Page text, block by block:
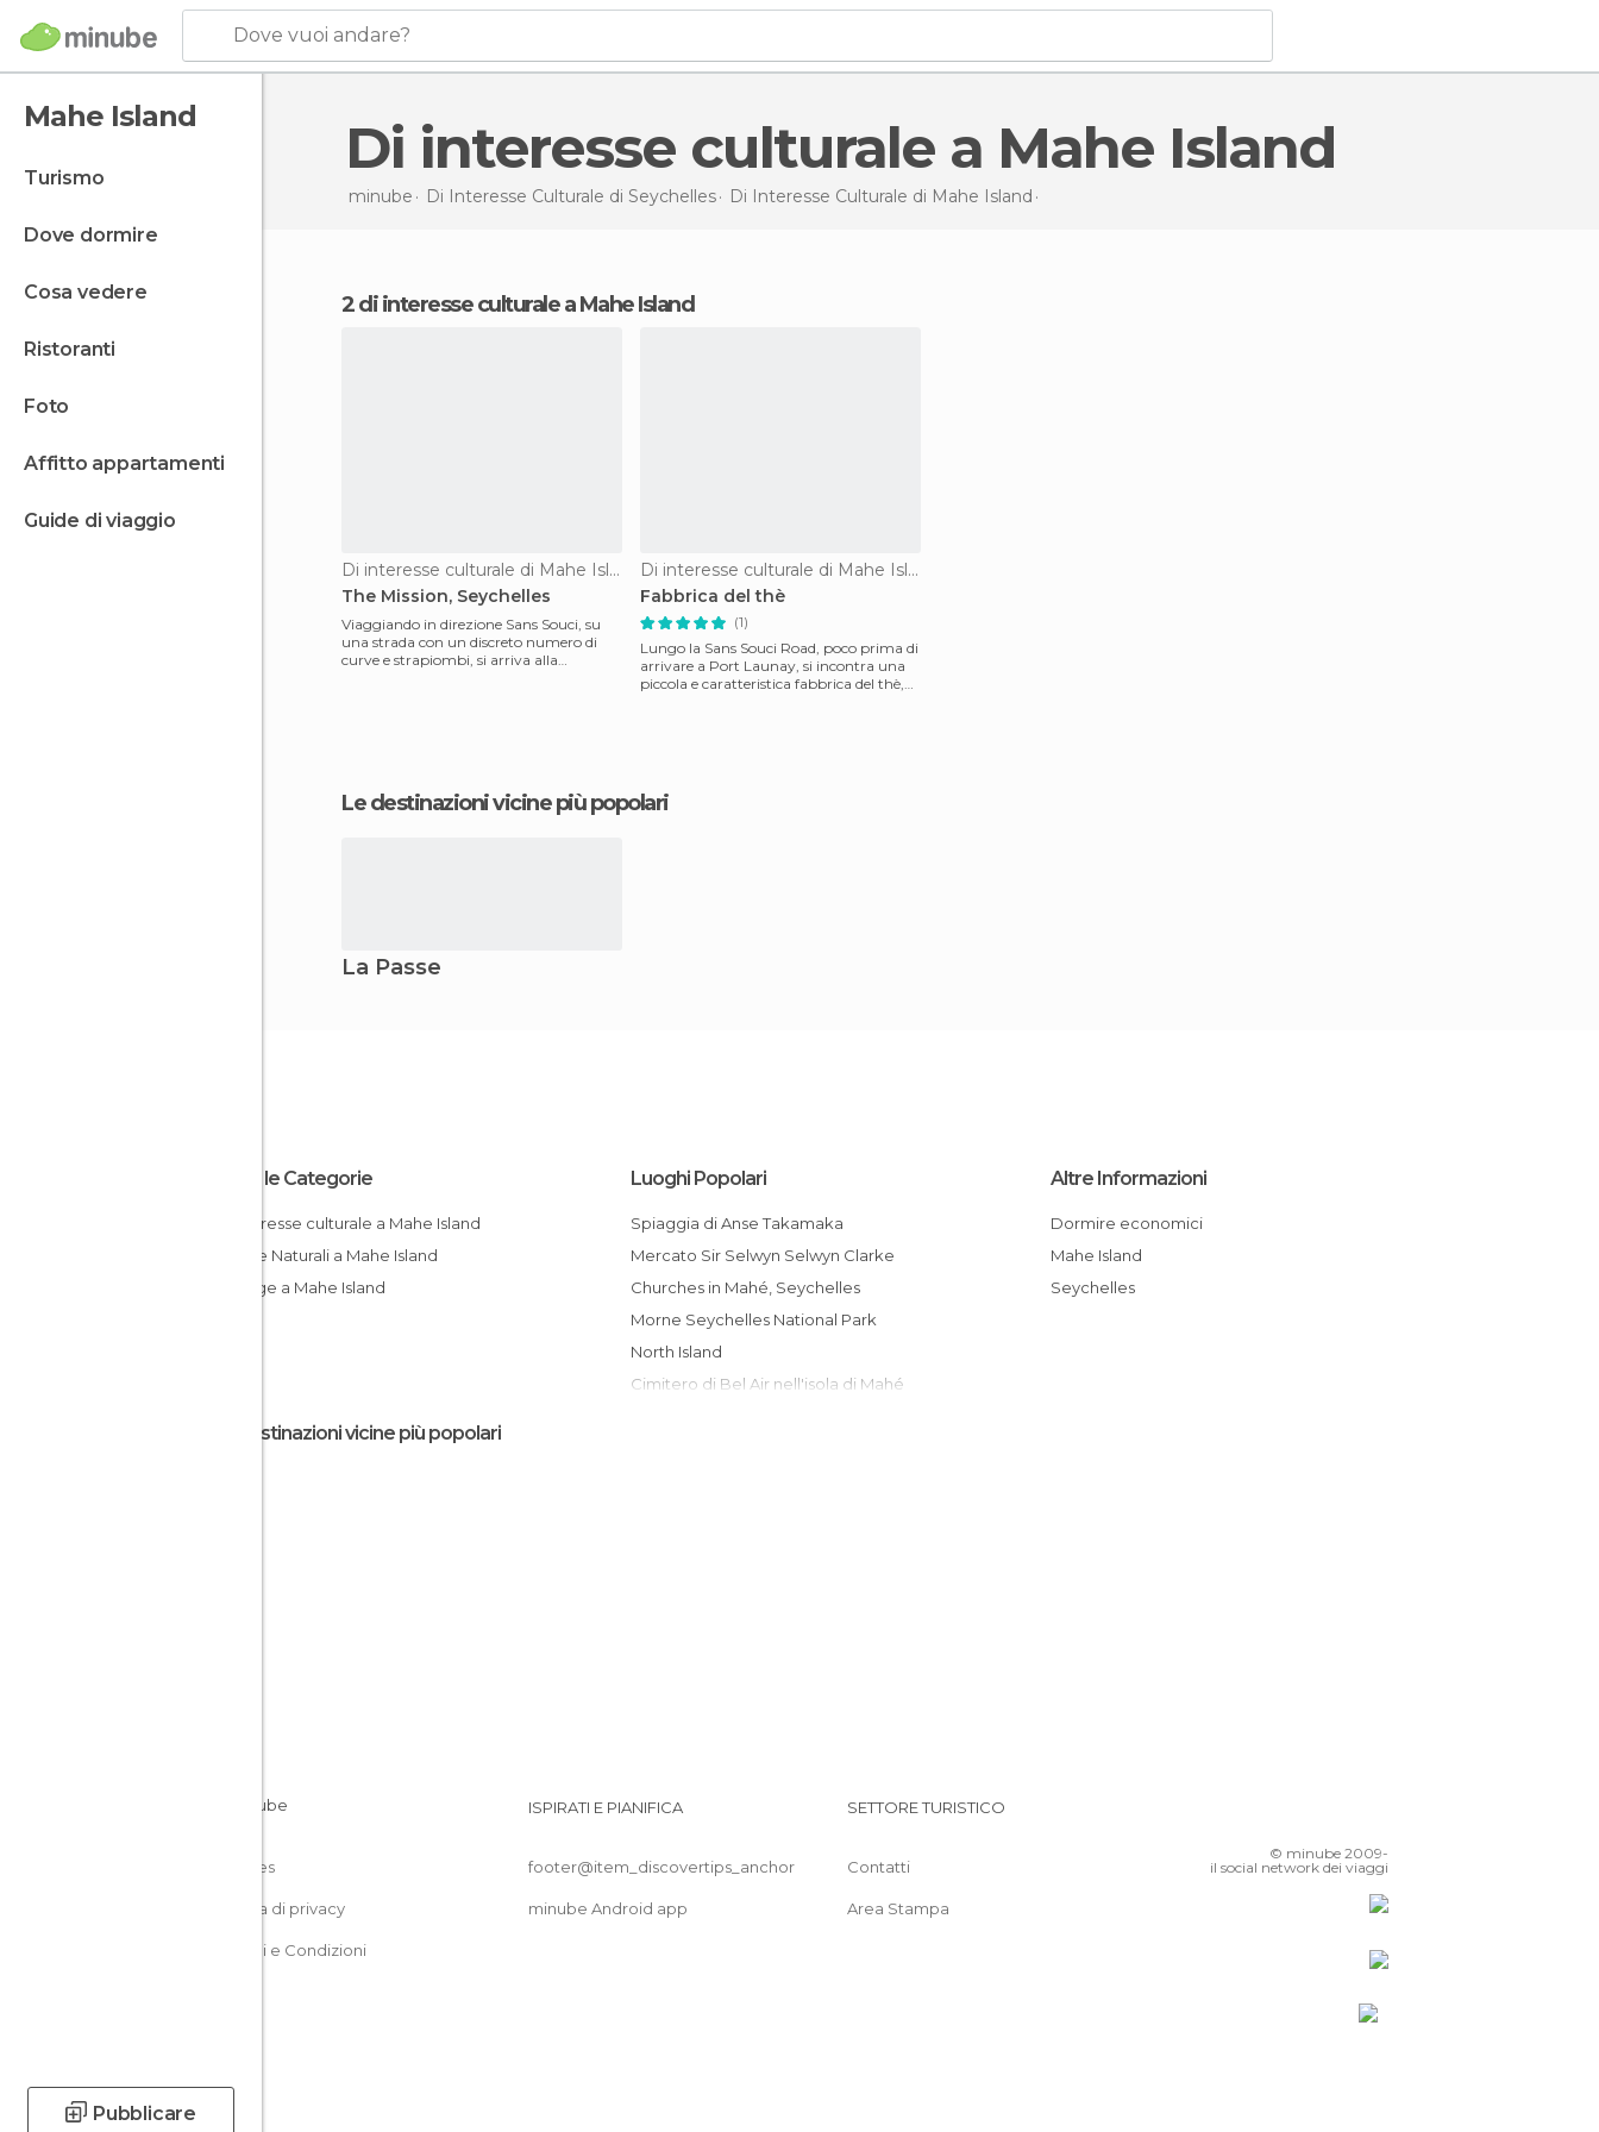
Dove vuoi andare?
Mahe Island
turismo
dove dormire
cosa vedere
ristoranti
foto
affitto appartamenti
guide di viaggio
Pubblicare
Di interesse culturale a Mahe Island
minube Di Interesse Culturale di Seychelles Di Interesse Culturale di Mahe Island
2 di interesse culturale a Mahe Island
Di interesse culturale di Mahe Island
The Mission, Seychelles
Viaggiando in direzione Sans Souci, su
una strada con un discreto numero di
curve e strapiombi, si arriva alla
Di interesse culturale di Mahe Island
Fabbrica del thè
(1)
Lungo la Sans Souci Road, poco prima di
arrivare a Port Launay, si incontra una
piccola e caratteristica fabbrica del thè,
Le destinazioni vicine più popolari
La Passe
Tutte le Categorie
Di interesse culturale a Mahe Island
Riserve Naturali a Mahe Island
Spiagge a Mahe Island
Luoghi Popolari
Spiaggia di Anse Takamaka
Mercato Sir Selwyn Selwyn Clarke
Churches in Mahé, Seychelles
Morne Seychelles National Park
North Island
Cimitero di Bel Air nell'isola di Mahé
Altre Informazioni
Dormire economici
Mahe Island
Seychelles
Le destinazioni vicine più popolari
Cookies
Politica di privacy
Termini e Condizioni
ISPIRATI E PIANIFICA
footer@item_discovertips_anchor
minube Android app
SETTORE TURISTICO
Contatti
Area Stampa
© minube 2009-
il social network dei viaggi